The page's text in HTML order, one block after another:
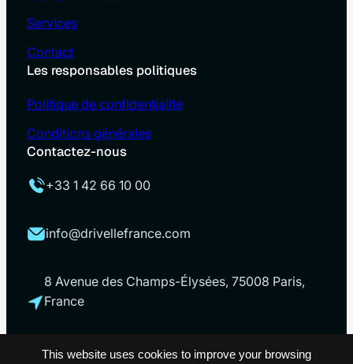
This website uses cookies to improve your browsing
Services
Contact
Les responsables politiques
Politique de confidentialité
Conditions générales
Contactez-nous
+33 1 42 66 10 00
info@drivellefrance.com
8 Avenue des Champs-Élysées, 75008 Paris,
France